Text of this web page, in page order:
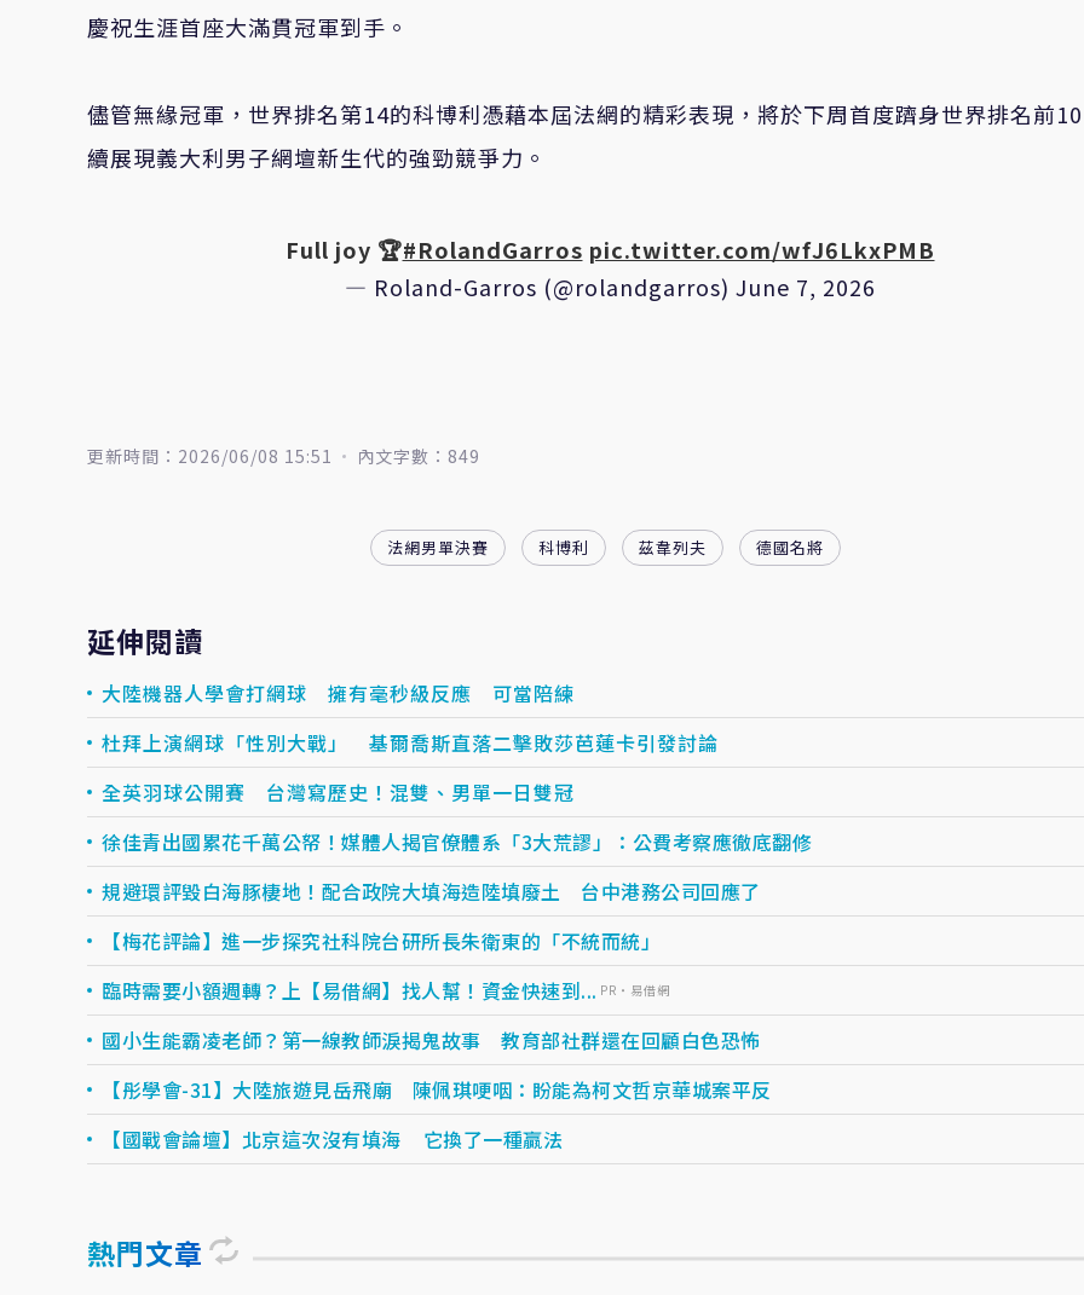
慶祝生涯首座大滿貫冠軍到手。
儘管無緣冠軍，世界排名第14的科博利憑藉本屆法網的精彩表現，將於下周首度躋身世界排名前
續展現義大利男子網壇新生代的強勁競爭力。
Full joy 🏆#RolandGarros pic.twitter.com/wfJ6LkxPMB
— Roland-Garros (@rolandgarros) June 7, 2026
更新時間：2026/06/08 15:51 內文字數：849
法網男單決賽 科博利 茲韋列夫 德國名將
延伸閱讀
大陸機器人學會打網球 擁有毫秒級反應 可當陪練
杜拜上演網球「性別大戰」 基爾喬斯直落二擊敗莎芭蓮卡引發討論
全英羽球公開賽 台灣寫歷史！混雙、男單一日雙冠
徐佳青出國累花千萬公帑！媒體人揭官僚體系「3大荒謬」：公費考察應徹底翻修
規避環評毀白海豚棲地！配合政院大填海造陸填廢土 台中港務公司回應了
【梅花評論】進一步探究社科院台研所長朱衛東的「不統而統」
臨時需要小額週轉？上【易借網】找人幫！資金快速到... PR・易借網
國小生能霸凌老師？第一線教師淚揭鬼故事 教育部社群還在回顧白色恐怖
【彤學會-31】大陸旅遊見岳飛廟 陳佩琪哽咽：盼能為柯文哲京華城案平反
【國戰會論壇】北京這次沒有填海 它換了一種贏法
熱門文章